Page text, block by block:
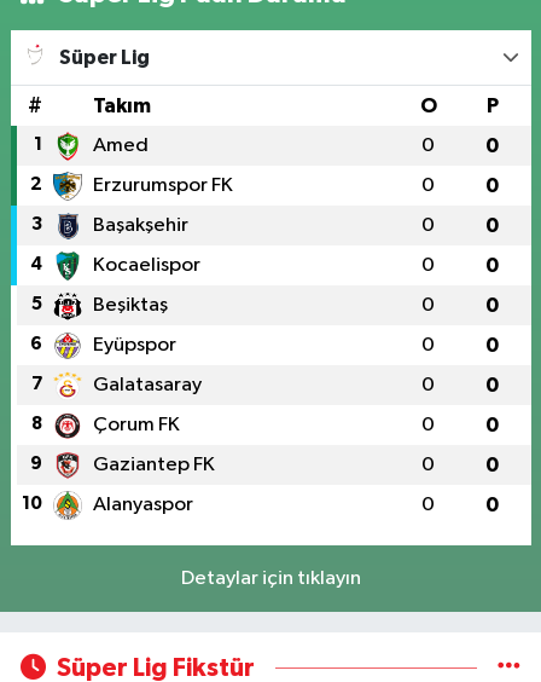
Süper Lig
# Takım O P
1 Amed 0 0
2 Erzurumspor FK 0 0
3 Başakşehir 0 0
4 Kocaelispor 0 0
5 Beşiktaş 0 0
6 Eyüpspor 0 0
7 Galatasaray 0 0
8 Çorum FK 0 0
9 Gaziantep FK 0 0
10 Alanyaspor 0 0
Detaylar için tıklayın
Süper Lig Fikstür